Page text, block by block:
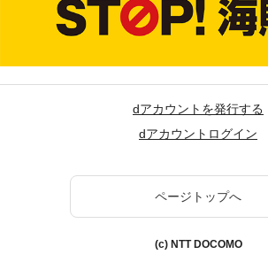
dアカウントを発行する
dアカウントログイン
ページトップへ
(c) NTT DOCOMO